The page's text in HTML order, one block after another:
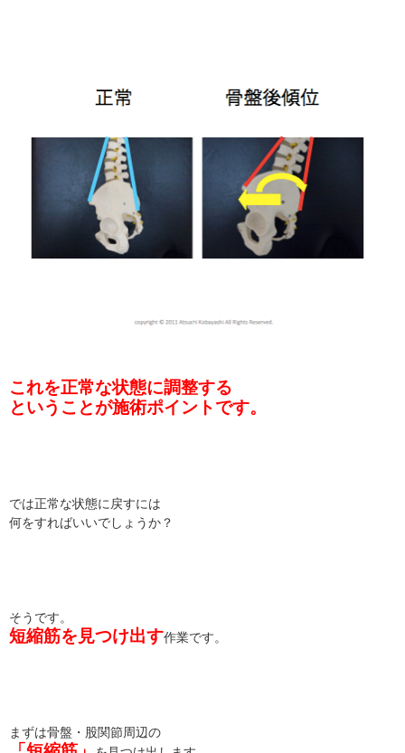
これを正常な状態に調整する
ということが施術ポイントです。
では正常な状態に戻すには
何をすればいいでしょうか？
そうです。
短縮筋を見つけ出す作業です。
まずは骨盤・股関節周辺の